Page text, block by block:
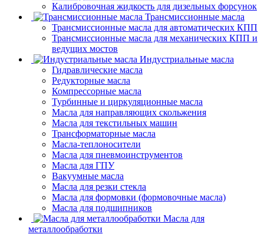
Калибровочная жидкость для дизельных форсунок
Трансмиссионные масла
Трансмиссионные масла для автоматических КПП
Трансмиссионные масла для механических КПП и
ведущих мостов
Индустриальные масла
Гидравлические масла
Редукторные масла
Компрессорные масла
Турбинные и циркуляционные масла
Масла для направляющих скольжения
Масла для текстильных машин
Трансформаторные масла
Масла-теплоносители
Масла для пневмоинструментов
Масла для ГПУ
Вакуумные масла
Масла для резки стекла
Масла для формовки (формовочные масла)
Масла для подшипников
Масла для
металлообработки